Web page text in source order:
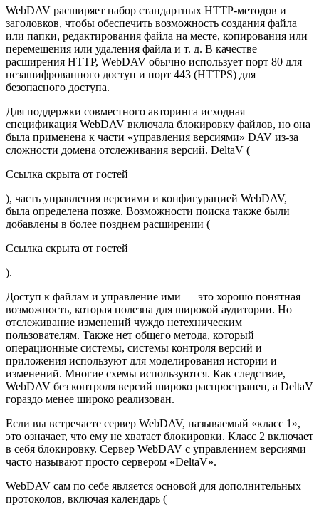
WebDAV расширяет набор стандартных HTTP-методов и
заголовков, чтобы обеспечить возможность создания файла
или папки, редактирования файла на месте, копирования или
перемещения или удаления файла и т. д. В качестве
расширения HTTP, WebDAV обычно использует порт 80 для
незашифрованного доступ и порт 443 (HTTPS) для
безопасного доступа.
Для поддержки совместного авторинга исходная
спецификация WebDAV включала блокировку файлов, но она
была применена к части «управления версиями» DAV из-за
сложности домена отслеживания версий. DeltaV (
Ссылка скрыта от гостей
), часть управления версиями и конфигурацией WebDAV,
была определена позже. Возможности поиска также были
добавлены в более позднем расширении (
Ссылка скрыта от гостей
).
Доступ к файлам и управление ими — это хорошо понятная
возможность, которая полезна для широкой аудитории. Но
отслеживание изменений чуждо нетехническим
пользователям. Также нет общего метода, который
операционные системы, системы контроля версий и
приложения используют для моделирования истории и
изменений. Многие схемы используются. Как следствие,
WebDAV без контроля версий широко распространен, а DeltaV
гораздо менее широко реализован.
Если вы встречаете сервер WebDAV, называемый «класс 1»,
это означает, что ему не хватает блокировки. Класс 2 включает
в себя блокировку. Сервер WebDAV с управлением версиями
часто называют просто сервером «DeltaV».
WebDAV сам по себе является основой для дополнительных
протоколов, включая календарь (